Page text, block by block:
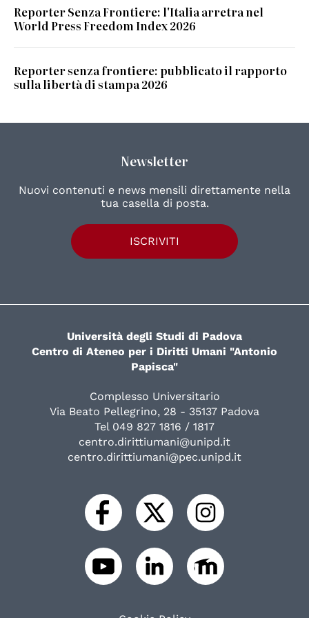
Reporter Senza Frontiere: l'Italia arretra nel
World Press Freedom Index 2026
Reporter senza frontiere: pubblicato il rapporto
sulla libertà di stampa 2026
Newsletter
Nuovi contenuti e news mensili direttamente nella
tua casella di posta.
ISCRIVITI
Università degli Studi di Padova
Centro di Ateneo per i Diritti Umani "Antonio
Papisca"
Complesso Universitario
Via Beato Pellegrino, 28 - 35137 Padova
Tel 049 827 1816 / 1817
centro.dirittiumani@unipd.it
centro.dirittiumani@pec.unipd.it